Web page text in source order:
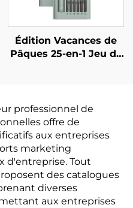
Édition Vacances de
Pâques 25-en-1 Jeu de
professionnel de
offre de
aux entreprises
marketing
d'entreprise. Tout
des catalogues
diverses
aux entreprises